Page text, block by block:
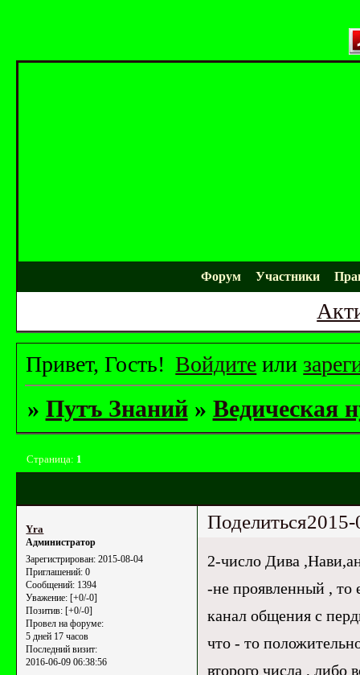
Форум Участники
Привет, Гость! Войдите или
» Путъ Знаний » Ведическая
Страница: 1
Поделиться
Yrа
Администратор
Зарегистрирован: 2015-08-04
Приглашений: 0
Сообщений: 1394
Уважение: [+0/-0]
Позитив: [+0/-0]
Провел на форуме:
5 дней 17 часов
Последний визит:
2016-06-09 06:38:56
2-число Дива
-не проявленный , то
канал общения с
что - то
второго числа , либо